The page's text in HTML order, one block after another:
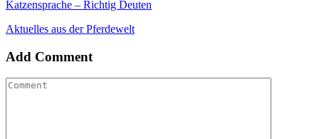
Katzensprache – Richtig Deuten
Aktuelles aus der Pferdewelt
Add Comment